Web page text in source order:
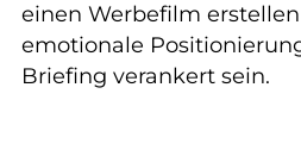
einen Werbefilm
emotionale
Briefing verankert sein.